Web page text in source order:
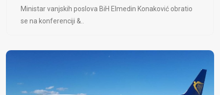
Ministar vanjskih poslova BiH Elmedin Konaković obratio
se na konferenciji &..